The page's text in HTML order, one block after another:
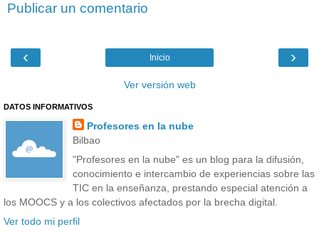
Publicar un comentario
‹ ›
Inicio
Ver versión web
DATOS INFORMATIVOS
Profesores en la nube
Bilbao
"Profesores en la nube" es un blog para la difusión,
conocimiento e intercambio de experiencias sobre las
TIC en la enseñanza, prestando especial atención a
los MOOCS y a los colectivos afectados por la brecha digital.
Ver todo mi perfil